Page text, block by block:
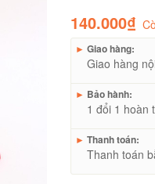
140.000₫
► Giao hàng:
Giao hàng
► Bảo hành:
1 đổi 1 hoàn
► Thanh toán:
Thanh toán